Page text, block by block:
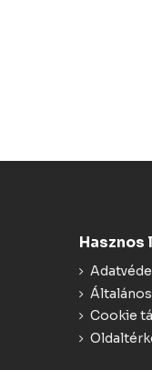
Hasznos
Cookie